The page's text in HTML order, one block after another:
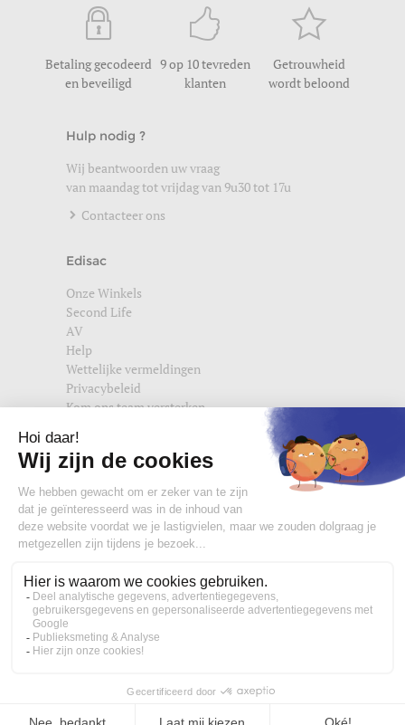
Betaling gecodeerd
en beveiligd
9 op 10 tevreden
klanten
Getrouwheid
wordt beloond
Hulp nodig ?
Wij beantwoorden uw vraag
van maandag tot vrijdag van 9u30 tot 17u
Contacteer ons
Edisac
Onze Winkels
Second Life
AV
Help
Wettelijke vermeldingen
Privacybeleid
Kom ons team versterken
Vind ons ook terug opedisac.com enedisac.nl.
Word lid van de edisac community :
Wat onze klanten denken